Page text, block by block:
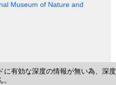
Museum of Nature and
に有効な深度の情報が無い為、深